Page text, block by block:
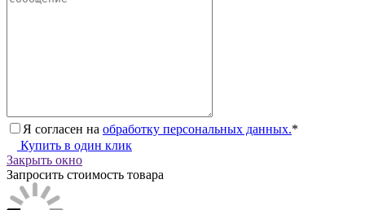
Я согласен на обработку персональных данных.*
Купить в один клик
Закрыть окно
Запросить стоимость товара